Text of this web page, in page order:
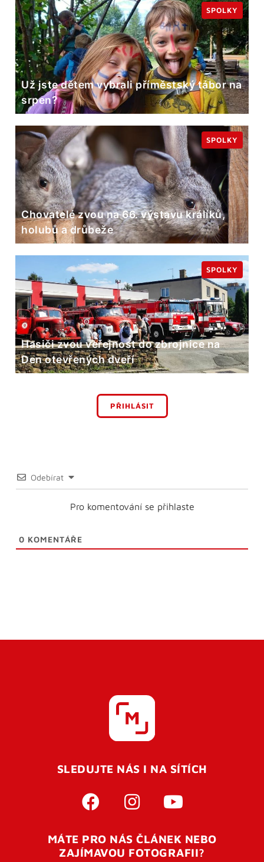
Už jste dětem vybrali příměstský tábor na
srpen?
SPOLKY
Chovatelé zvou na 66. výstavu králíků,
holubů a drůbeže
SPOLKY
Hasiči zvou veřejnost do zbrojnice na
Den otevřených dveří
SPOLKY
PŘIHLÁSIT
Odebírat
Pro komentování se přihlaste
0 KOMENTÁŘE
SLEDUJTE NÁS I NA SÍTÍCH
MÁTE PRO NÁS ČLÁNEK NEBO
ZAJÍMAVOU FOTOGRAFII?